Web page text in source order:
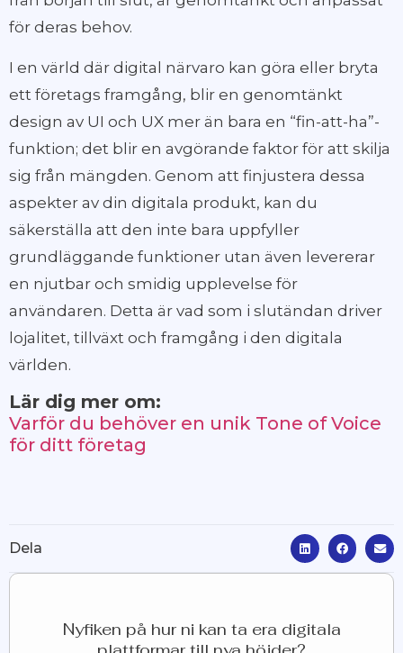
för deras behov.
I en värld där digital närvaro kan göra eller bryta
ett företags framgång, blir en genomtänkt
design av UI och UX mer än bara en “fin-att-ha”-
funktion; det blir en avgörande faktor för att skilja
sig från mängden. Genom att finjustera dessa
aspekter av din digitala produkt, kan du
säkerställa att den inte bara uppfyller
grundläggande funktioner utan även levererar
en njutbar och smidig upplevelse för
användaren. Detta är vad som i slutändan driver
lojalitet, tillväxt och framgång i den digitala
världen.
Lär dig mer om:
Varför du behöver en unik Tone of Voice
för ditt företag
Dela
Nyfiken på hur ni kan ta era digitala